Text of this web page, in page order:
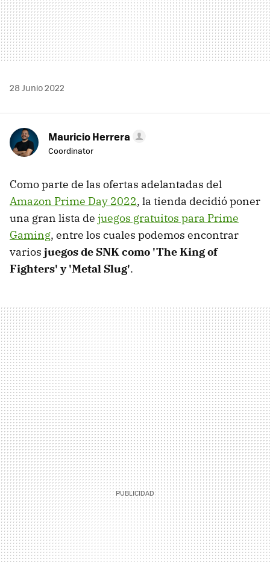
28 Junio 2022
Mauricio Herrera
Coordinator
Como parte de las ofertas adelantadas del
Amazon Prime Day 2022, la tienda decidió poner
una gran lista de juegos gratuitos para Prime
Gaming, entre los cuales podemos encontrar
varios juegos de SNK como 'The King of
Fighters' y 'Metal Slug'.